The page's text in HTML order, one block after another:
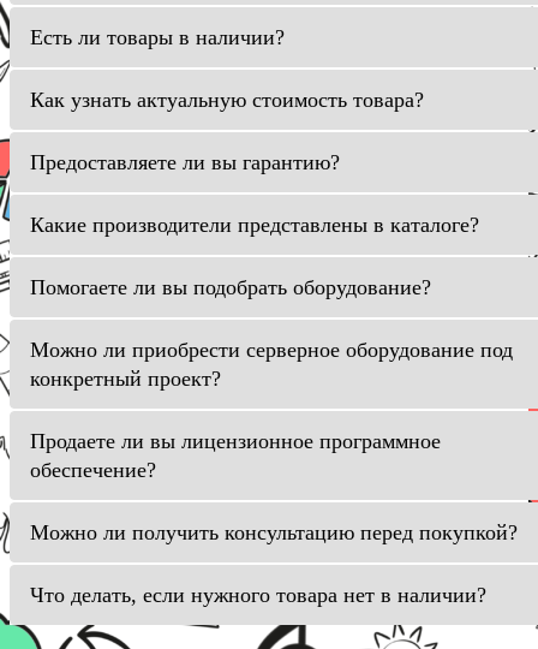
Есть ли товары в наличии?
Как узнать актуальную стоимость товара?
Предоставляете ли вы гарантию?
Какие производители представлены в каталоге?
Помогаете ли вы подобрать оборудование?
Можно ли приобрести серверное оборудование под
конкретный проект?
Продаете ли вы лицензионное программное
обеспечение?
Можно ли получить консультацию перед покупкой?
Что делать, если нужного товара нет в наличии?